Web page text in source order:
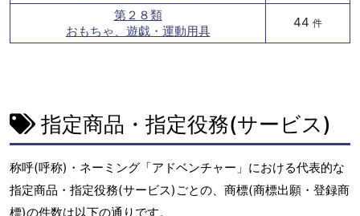
第２８類
おもちゃ、遊戯・運動用具
44 件
指定商品・指定役務(サービス)
称呼(呼称)・ネーミング「アドベンチャー」における代表的な
指定商品・指定役務(サービス)ごとの、商標(商標出願・登録商
標)の件数は以下の通りです。